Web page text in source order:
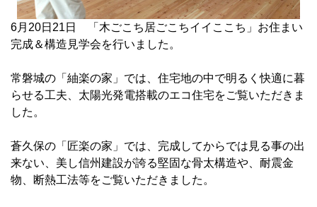
6月20日21日 「木ごこち居ごこちイイここち」お住まい
完成＆構造見学会を行いました。
常磐城の「紬楽の家」では、住宅地の中で明るく快適に暮
らせる工夫、太陽光発電搭載のエコ住宅をご覧いただきま
した。
蒼久保の「匠楽の家」では、完成してからでは見る事の出
来ない、美し信州建設が誇る堅固な骨太構造や、耐震金
物、断熱工法等をご覧いただきました。